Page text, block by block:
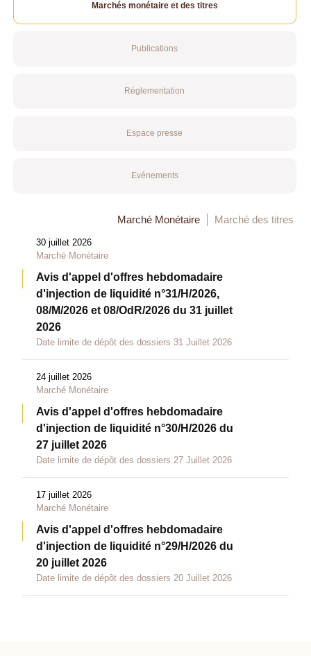
Marchés monétaire et des titres
Publications
Réglementation
Espace presse
Evénements
Marché Monétaire Marché des titres
30 juillet 2026
Marché Monétaire
Avis d'appel d'offres hebdomadaire
d'injection de liquidité n°31/H/2026,
08/M/2026 et 08/OdR/2026 du 31 juillet
2026
Date limite de dépôt des dossiers 31 Juillet 2026
24 juillet 2026
Marché Monétaire
Avis d'appel d'offres hebdomadaire
d'injection de liquidité n°30/H/2026 du
27 juillet 2026
Date limite de dépôt des dossiers 27 Juillet 2026
17 juillet 2026
Marché Monétaire
Avis d'appel d'offres hebdomadaire
d'injection de liquidité n°29/H/2026 du
20 juillet 2026
Date limite de dépôt des dossiers 20 Juillet 2026